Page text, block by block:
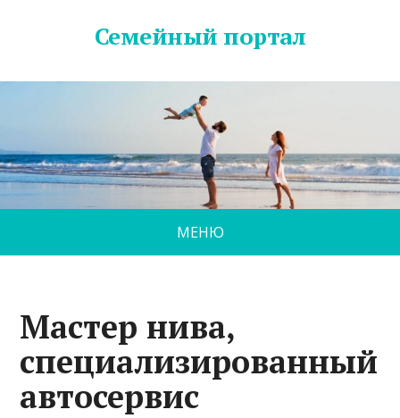
Семейный портал
МЕНЮ
Мастер нива,
специализированный
автосервис